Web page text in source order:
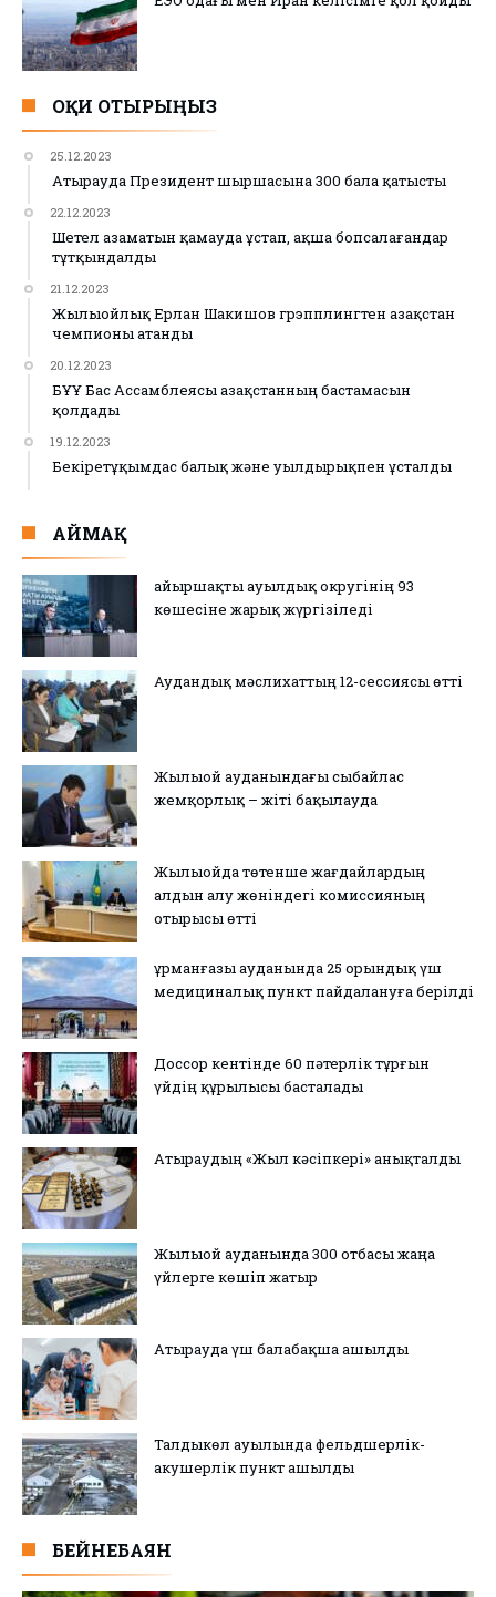
ОҚИ ОТЫРЫҢЫЗ
25.12.2023
Атырауда Президент шыршасына 300 бала қатысты
22.12.2023
Шетел азаматын қамауда ұстап, ақша бопсалағандар
тұтқындалды
21.12.2023
Жылыойлық Ерлан Шакишов грэпплингтен Қазақстан
чемпионы атанды
20.12.2023
БҰҰ Бас Ассамблеясы Қазақстанның бастамасын
қолдады
19.12.2023
Бекіретұқымдас балық және уылдырықпен ұсталды
АЙМАҚ
Қайыршақты ауылдық округінің 93
көшесіне жарық жүргізіледі
Аудандық мәслихаттың 12-сессиясы өтті
Жылыой ауданындағы сыбайлас
жемқорлық – жіті бақылауда
Жылыойда төтенше жағдайлардың
алдын алу жөніндегі комиссияның
отырысы өтті
Құрманғазы ауданында 25 орындық үш
медициналық пункт пайдалануға берілді
Доссор кентінде 60 пәтерлік тұрғын
үйдің құрылысы басталады
Атыраудың «Жыл кәсіпкері» анықталды
Жылыой ауданында 300 отбасы жаңа
үйлерге көшіп жатыр
Атырауда үш балабақша ашылды
Талдыкөл ауылында фельдшерлік-
акушерлік пункт ашылды
БЕЙНЕБАЯН